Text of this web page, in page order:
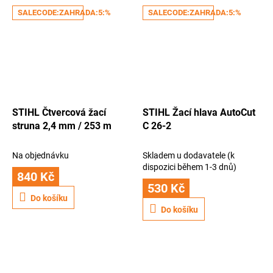
SALECODE:ZAHRADA:5:%
STIHL Čtvercová žací
struna 2,4 mm / 253 m
Na objednávku
840 Kč
Do košíku
SALECODE:ZAHRADA:5:%
STIHL Žací hlava AutoCut
C 26-2
Skladem u dodavatele (k
dispozici během 1-3 dnů)
530 Kč
Do košíku